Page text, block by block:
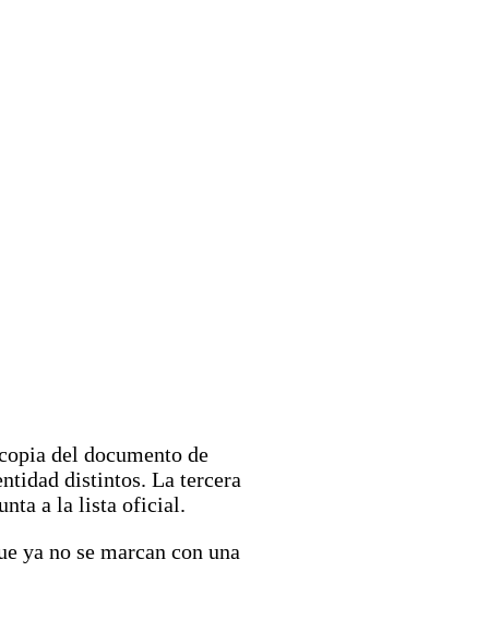
del documento de
distintos. La tercera
a la lista oficial.
ya no se marcan con una